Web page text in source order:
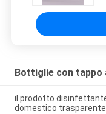
Bottiglie con tappo
il prodotto
domestico